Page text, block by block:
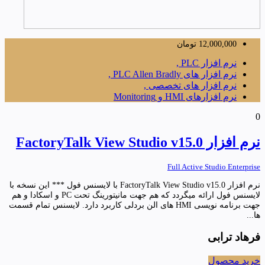
12,000,000 تومان
نرم افزار PLC ,
نرم افزار های PLC Allen Bradly ,
نرم افزار های تخصصی ,
نرم افزارهای HMI و Monitoring
0
نرم افزار FactoryTalk View Studio v15.0
Full Active Studio Enterprise
نرم افزار FactoryTalk View Studio v15.0 با لایسنس فول *** این نسخه با
لایسنس فول ارائه میگردد که هم جهت مانیتورینگ تحت PC و اسکادا و هم
جهت برنامه نویسی HMI های الن بردلی کاربرد دارد. لایسنس تمام قسمت
ها...
فرهاد ترابی
خرید محصول